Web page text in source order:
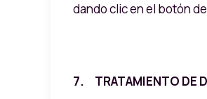
dando clic en el botón
7. TRATAMIENTO DE